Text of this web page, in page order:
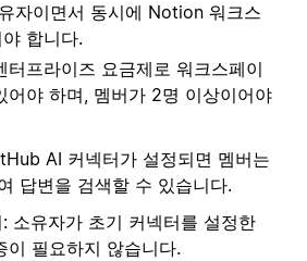
자이면서 동시에 Notion 워크스
합니다.
터프라이즈 요금제로 워크스페이
어야 하며, 멤버가 2명 이상이어야
AI 커넥터가 설정되면 멤버는
답변을 검색할 수 있습니다.
소유자가 초기 커넥터를 설정한
이 필요하지 않습니다.